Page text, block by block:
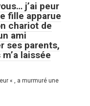
j’ai peur
fille apparue
chariot de
ami
ses parents,
laissée
« , a murmuré une